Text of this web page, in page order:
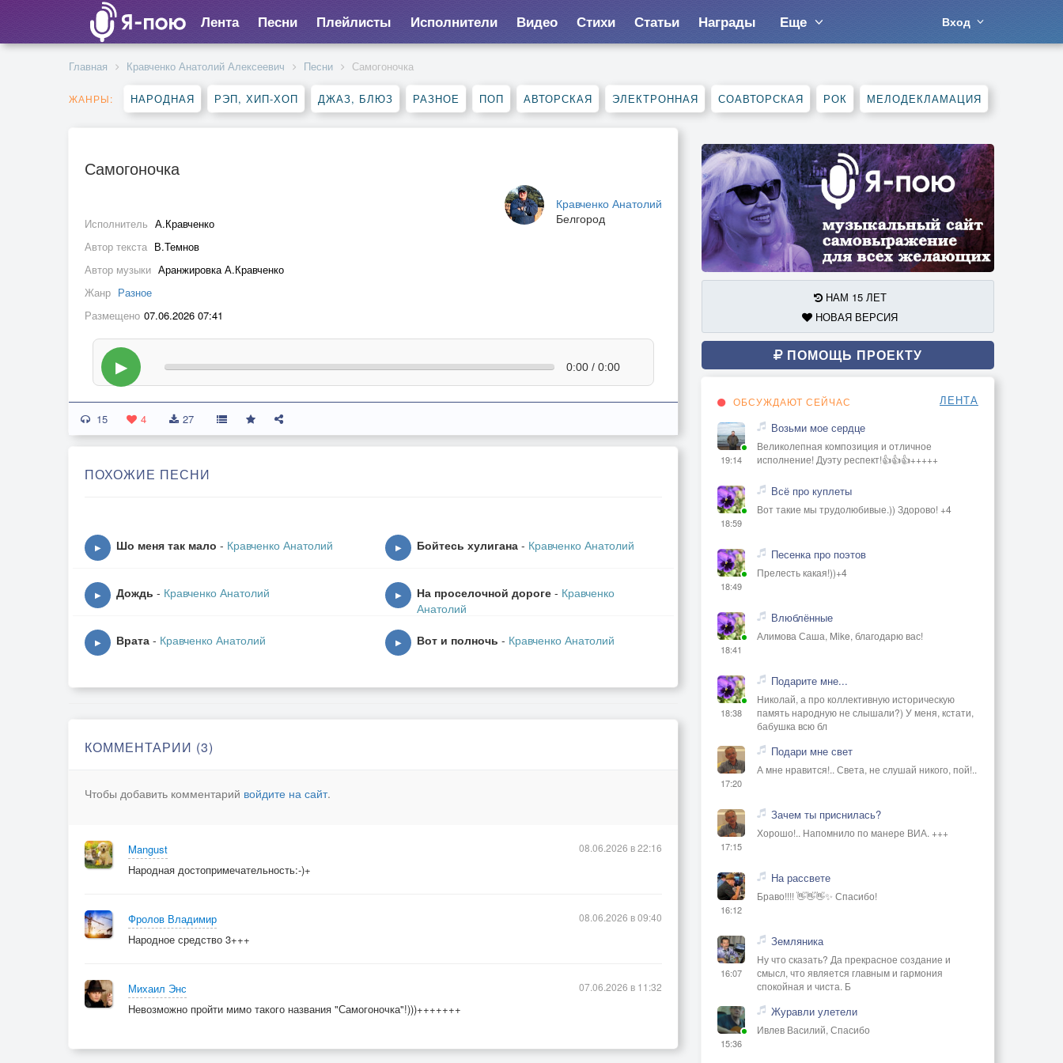
Лента Песни Плейлисты Исполнители Видео Стихи Статьи Награды Еще Вход
Главная Кравченко Анатолий Алексеевич Песни Самогоночка
ЖАНРЫ: НАРОДНАЯ РЭП, ХИП-ХОП ДЖАЗ, БЛЮЗ РАЗНОЕ ПОП АВТОРСКАЯ ЭЛЕКТРОННАЯ СОАВТОРСКАЯ РОК МЕЛОДЕКЛАМАЦИЯ
Самогоночка
Кравченко Анатолий
Белгород
Исполнитель А.Кравченко
Автор текста В.Темнов
Автор музыки Аранжировка А.Кравченко
Жанр Разное
Размещено 07.06.2026 07:41
▶ 0:00 / 0:00
15 4 27
ПОХОЖИЕ ПЕСНИ
▶ Шо меня так мало - Кравченко Анатолий ▶ Бойтесь хулигана - Кравченко Анатолий
▶ Дождь - Кравченко Анатолий ▶ На проселочной дороге - Кравченко
Анатолий
▶ Врата - Кравченко Анатолий ▶ Вот и полночь - Кравченко Анатолий
КОММЕНТАРИИ (3)
Чтобы добавить комментарий войдите на сайт.
Mangust
Народная достопримечательность:-)+
08.06.2026 в 22:16
Фролов Владимир
Народное средство 3+++
08.06.2026 в 09:40
Михаил Энс
Невозможно пройти мимо такого названия "Самогоночка"!)))+++++++
07.06.2026 в 11:32
НАМ 15 ЛЕТ
НОВАЯ ВЕРСИЯ
ПОМОЩЬ ПРОЕКТУ
ОБСУЖДАЮТ СЕЙЧАС ЛЕНТА
19:14
Возьми мое сердце
Великолепная композиция и отличное
исполнение! Дуэту респект!👍👍👍+++++
18:59
Всё про куплеты
Вот такие мы трудолюбивые.)) Здорово! +4
18:49
Песенка про поэтов
Прелесть какая!))+4
18:41
Влюблённые
Алимова Саша, Mike, благодарю вас!
18:38
Подарите мне...
Николай, а про коллективную историческую
память народную не слышали?) У меня, кстати,
бабушка всю бл
17:20
Подари мне свет
А мне нравится!.. Света, не слушай никого, пой!..
17:15
Зачем ты приснилась?
Хорошо!.. Напомнило по манере ВИА. +++
16:12
На рассвете
Браво!!!! 👋👋👋✨ Спасибо!
16:07
Земляника
Ну что сказать? Да прекрасное создание и
смысл, что является главным и гармония
спокойная и чиста. Б
15:36
Журавли улетели
Ивлев Василий, Спасибо